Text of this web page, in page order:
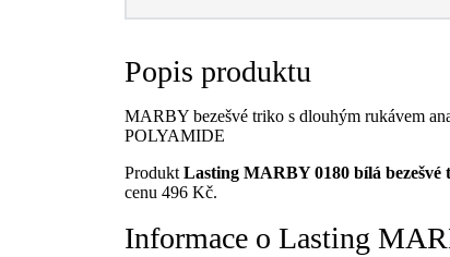
Popis produktu
MARBY bezešvé triko s dlouhým rukávem
POLYAMIDE
Produkt Lasting MARBY 0180 bílá
cenu 496 Kč.
Informace o Lasting